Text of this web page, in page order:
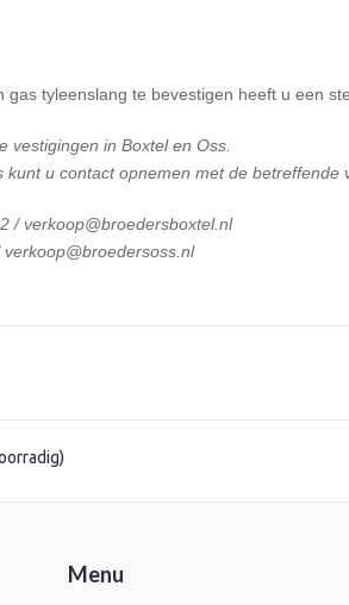
gas tyleenslang te bevestigen heeft u een
vestigingen in Boxtel en Oss.
u contact opnemen met de betreffende
/ verkoop@broedersboxtel.nl
Menu